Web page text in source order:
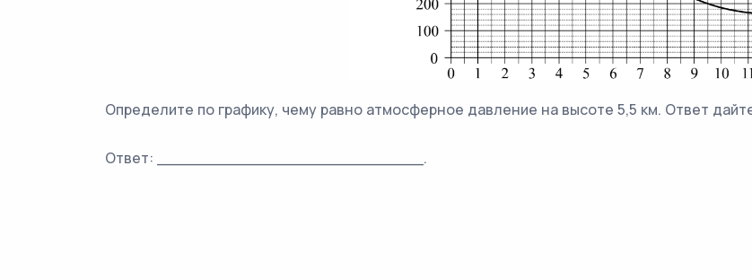
Определите по графику, чему равно атмосферное давление на высоте 5,5 км. Ответ
Ответ: ___________________________.